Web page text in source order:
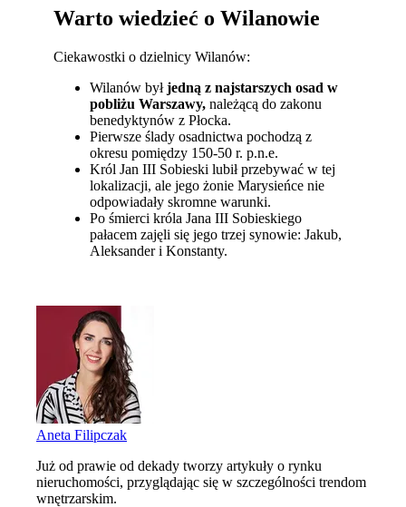
Warto wiedzieć o Wilanowie
Ciekawostki o dzielnicy Wilanów:
Wilanów byłjedną z najstarszych osad w
pobliżu Warszawy, należącą do zakonu
benedyktynów z Płocka.
Pierwsze ślady osadnictwa pochodzą z
okresu pomiędzy 150-50 r. p.n.e.
Król Jan III Sobieski lubił przebywać w tej
lokalizacji, ale jego żonie Marysieńce nie
odpowiadały skromne warunki.
Po śmierci króla Jana III Sobieskiego
pałacem zajęli się jego trzej synowie: Jakub,
Aleksander i Konstanty.
Aneta Filipczak
Już od prawie od dekady tworzy artykuły o rynku
nieruchomości, przyglądając się w szczególności trendom
wnętrzarskim.